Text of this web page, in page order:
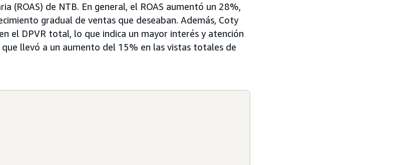
(ROAS) de NTB. En general, el ROAS aumentó un 28%,
gradual de ventas que deseaban. Además, Coty
el DPVR total, lo que indica un mayor interés y atención
llevó a un aumento del 15% en las vistas totales de